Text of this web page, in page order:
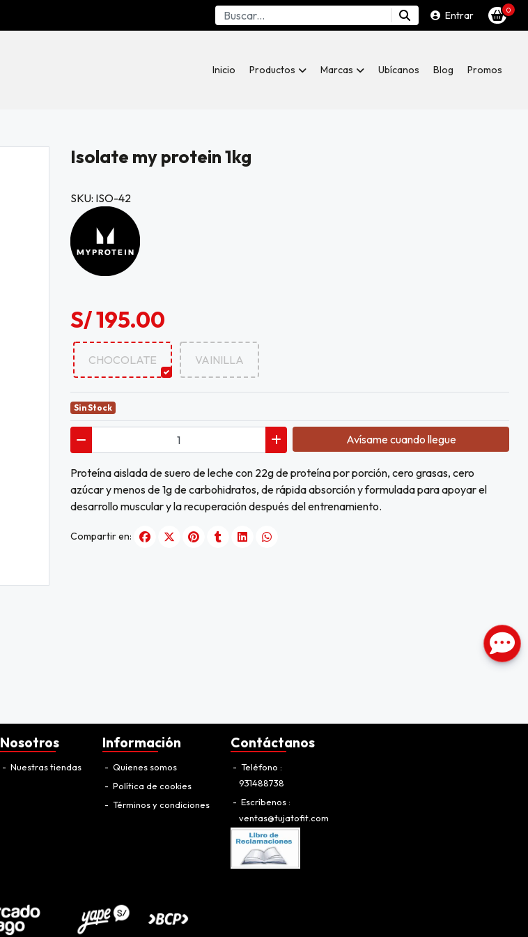
Entrar 0
Inicio Productos Marcas Ubícanos Blog Promos
Isolate my protein 1kg
SKU: ISO-42
S/ 195.00
CHOCOLATE VAINILLA
Sin Stock
Avísame cuando llegue
Proteína aislada de suero de leche con 22g de proteína por porción, cero grasas, cero
azúcar y menos de 1g de carbohidratos, de rápida absorción y formulada para apoyar el
desarrollo muscular y la recuperación después del entrenamiento.
Compartir en:
Nosotros
Nuestras tiendas
Información
Quienes somos
Política de cookies
Términos y condiciones
Contáctanos
Teléfono
931488738
Escríbenos
ventas@tujatofit.com